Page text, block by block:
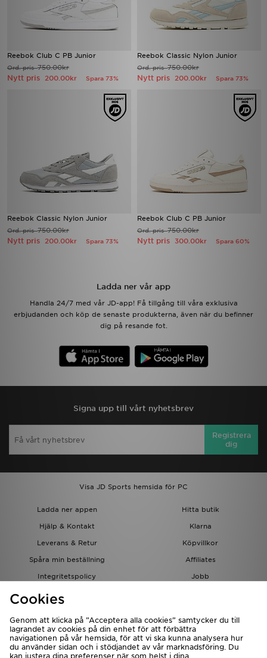
Reebok Club C PB Junior
Ord. pris750.00kr
Nytt pris 200.00kr Spara 73%
Reebok Classic Nylon Junior
Ord. pris750.00kr
Nytt pris 200.00kr Spara 73%
Reebok Classic Nylon Junior
Ord. pris750.00kr
Nytt pris 200.00kr Spara 73%
Reebok Club C PB Junior
Ord. pris750.00kr
Nytt pris 300.00kr Spara 60%
Ladda ner vår app
Handla 24/7 med vår JD-app! Få tillgång till våra exklusiva
erbjudanden och köp de senaste produkterna, även när du befinner
dig på resande fot.
Signa upp till vårt nyhetsbrev
Registrera
dig
Visa JD Sports hemsida för PC
Ladda ner appen
Hitta butik
Hjälp & Kontakt
Klarna
Leverans & Retur
Köpvillkor
Spåra min beställning
Affiliates
Integritetspolicy
Jobb
JD-bloggen
Cookies
Genom att klicka på ”Acceptera alla cookies” samtycker du till
lagrandet av cookies på din enhet för att förbättra
navigationen på vår hemsida, för att vi ska kunna analysera hur
du använder sidan och i stödjandet av vår marknadsföring. Du
kan justera dina preferenser när som helst i dina